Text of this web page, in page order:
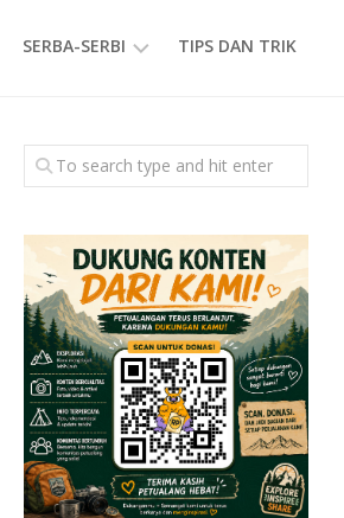
SERBA-SERBI
GAYA
HIDUP
TIPS DAN TRIK